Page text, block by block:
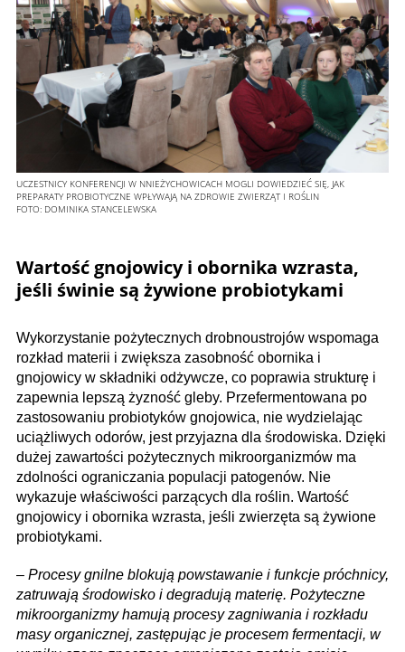
UCZESTNICY KONFERENCJI W NNIEŻYCHOWICACH MOGLI DOWIEDZIEĆ SIĘ, JAK
PREPARATY PROBIOTYCZNE WPŁYWAJĄ NA ZDROWIE ZWIERZĄT I ROŚLIN
FOTO: DOMINIKA STANCELEWSKA
Wartość gnojowicy i obornika wzrasta,
jeśli świnie są żywione probiotykami
Wykorzystanie pożytecznych drobnoustrojów wspomaga
rozkład materii i zwiększa zasobność obornika i
gnojowicy w składniki odżywcze, co poprawia strukturę i
zapewnia lepszą żyzność gleby. Przefermentowana po
zastosowaniu probiotyków gnojowica, nie wydzielając
uciążliwych odorów, jest przyjazna dla środowiska. Dzięki
dużej zawartości pożytecznych mikroorganizmów ma
zdolności ograniczania populacji patogenów. Nie
wykazuje właściwości parzących dla roślin. Wartość
gnojowicy i obornika wzrasta, jeśli zwierzęta są żywione
probiotykami.
– Procesy gnilne blokują powstawanie i funkcje próchnicy,
zatruwają środowisko i degradują materię. Pożyteczne
mikroorganizmy hamują procesy zagniwania i rozkładu
masy organicznej, zastępując je procesem fermentacji, w